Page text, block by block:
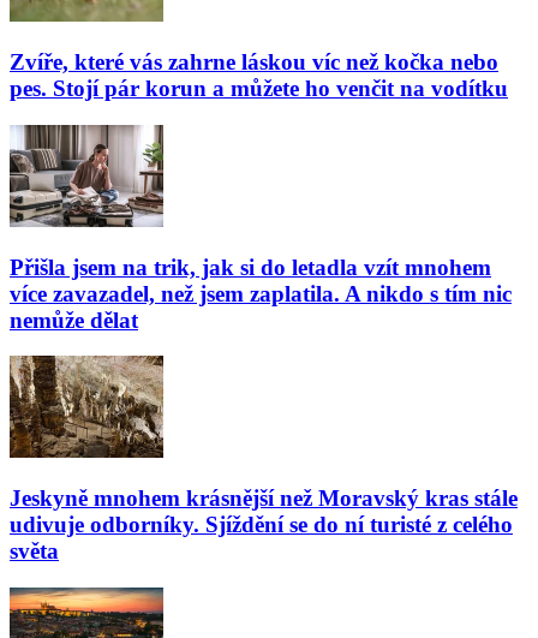
Zvíře, které vás zahrne láskou víc než kočka nebo
pes. Stojí pár korun a můžete ho venčit na vodítku
Přišla jsem na trik, jak si do letadla vzít mnohem
více zavazadel, než jsem zaplatila. A nikdo s tím nic
nemůže dělat
Jeskyně mnohem krásnější než Moravský kras stále
udivuje odborníky. Sjíždění se do ní turisté z celého
světa